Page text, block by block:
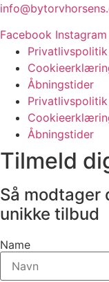
Facebook Instagram
Privatlivspolitik
Åbningstider
Privatlivspolitik
Åbningstider
Tilmeld
Så modtager
unikke tilbud
Name